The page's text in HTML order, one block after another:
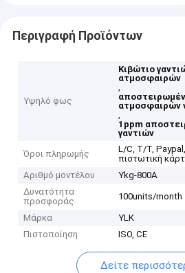
Περιγραφή Προϊόντων
Υψηλό φως
Κιβώτιο
ατμοσφαιρών
,
ατμοσφαιρών
,
1ppm
γαντιών
Όροι πληρωμής
L/C, T/T,
πιστωτική
Αριθμό μοντέλου
Ykg-800A
Δυνατότητα
προσφοράς
100units/month
Μάρκα
YLK
Πιστοποίηση
ISO, CE
Δείτε